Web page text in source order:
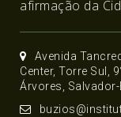
afirmação da
Avenida
Center, Torre Sul,
Árvores, Salvador-